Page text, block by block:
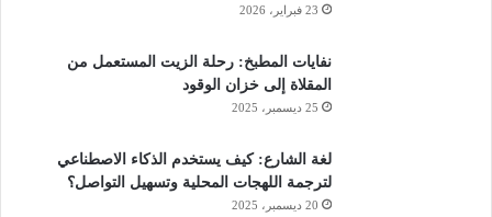
23 فبراير، 2026
نفايات المطبخ: رحلة الزيت المستعمل من
المقلاة إلى خزان الوقود
25 ديسمبر، 2025
لغة الشارع: كيف يستخدم الذكاء الاصطناعي
لترجمة اللهجات المحلية وتسهيل التواصل؟
20 ديسمبر، 2025